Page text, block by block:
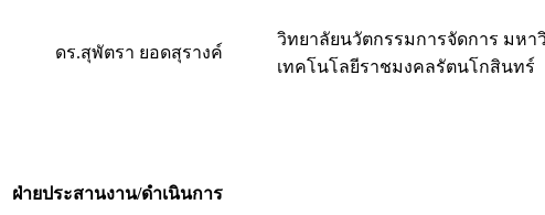
ดร.สุพัตรา ยอดสุรางค์
วิทยาลัยนวัตกรรมการจัดการ มหา
เทคโนโลยีราชมงคลรัตนโกสินทร์
ฝ่ายประสานงาน/ดำเนินการ